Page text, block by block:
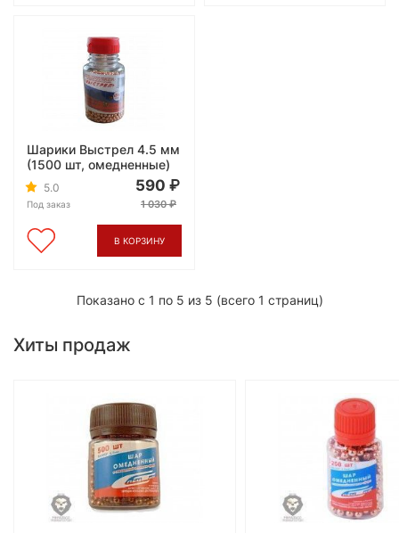
Шарики Выстрел 4.5 мм
(1500 шт, омедненные)
5.0
Под заказ
590
1 030
В КОРЗИНУ
Показано с 1 по 5 из 5 (всего 1 страниц)
Хиты продаж